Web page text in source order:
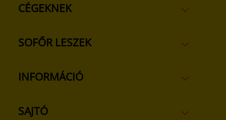
CÉGEKNEK
SOFŐR LESZEK
INFORMÁCIÓ
SAJTÓ